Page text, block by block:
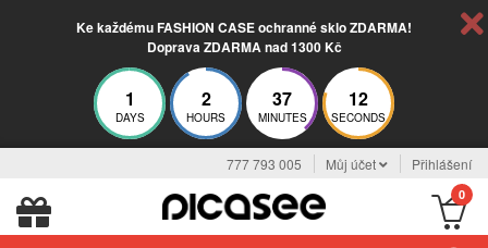
Ke každému FASHION CASE ochranné sklo ZDARMA!
Doprava ZDARMA nad 1300 Kč
1
DAYS
2
HOURS
37
MINUTES
12
SECONDS
777 793 005 Můj účet Přihlášení
0